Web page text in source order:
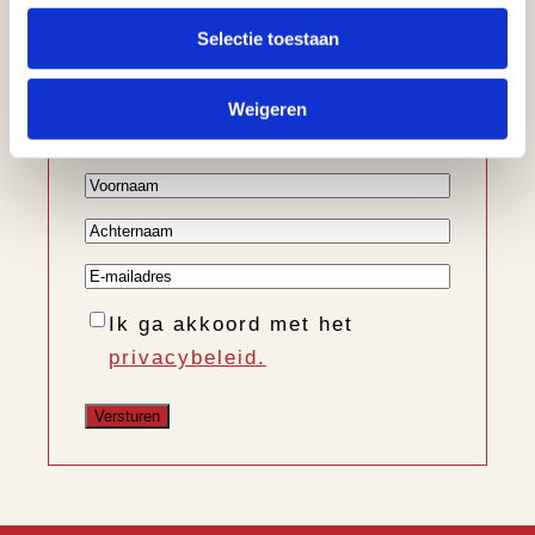
Selectie toestaan
Weigeren
Ontvang informatie over de
nieuwe collectie, trends en
Voornaam
Achternaam
E-
mailadres
Instemming
Ik ga akkoord met het
privacybeleid.